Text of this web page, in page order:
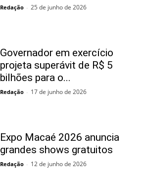
Redação - 25 de junho de 2026
Governador em exercício
projeta superávit de R$ 5
bilhões para o...
Redação - 17 de junho de 2026
Expo Macaé 2026 anuncia
grandes shows gratuitos
Redação - 12 de junho de 2026